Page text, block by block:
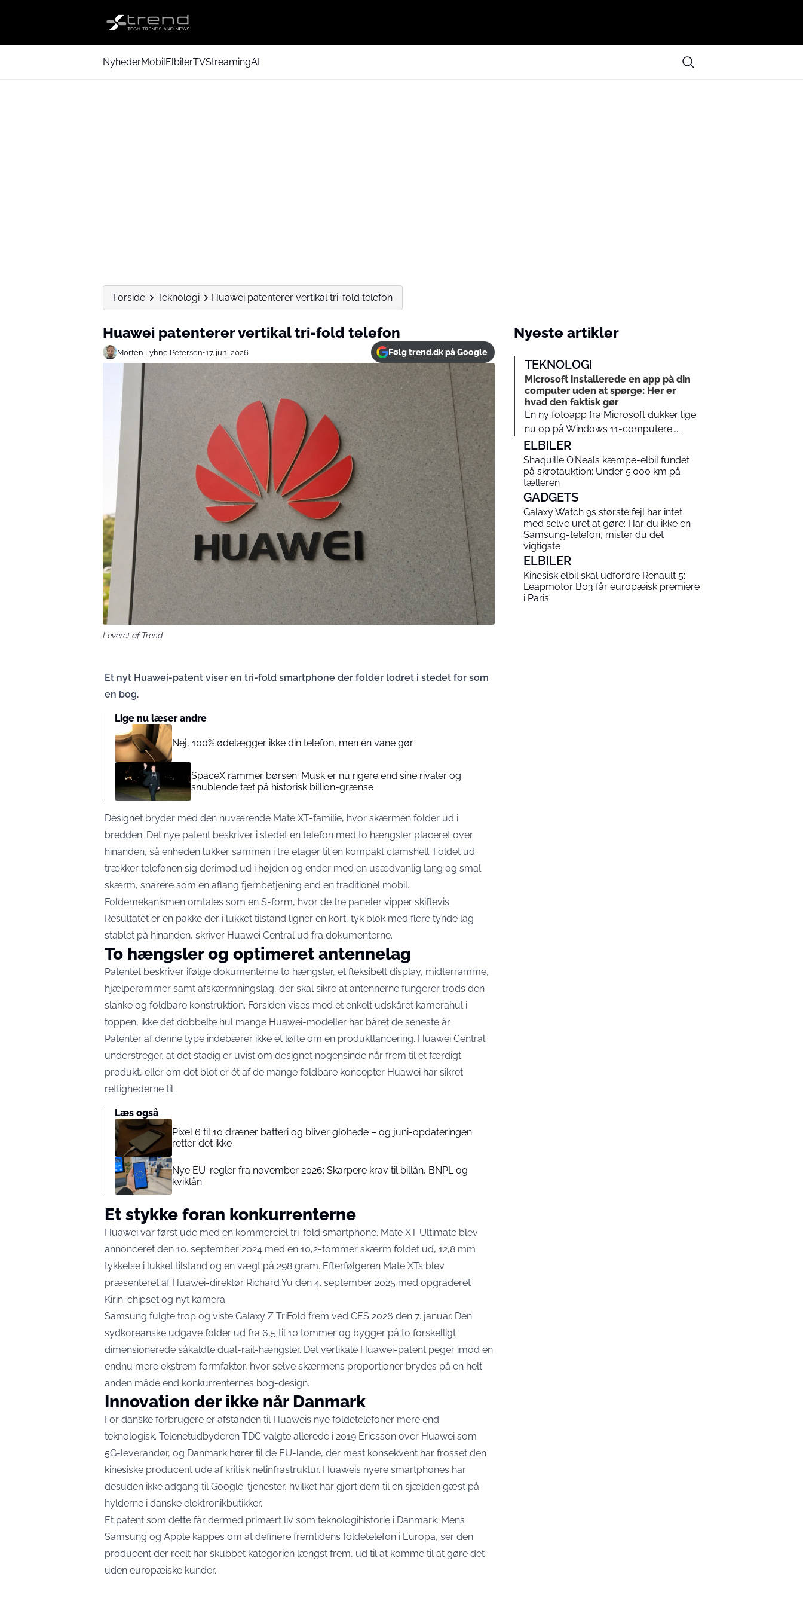
NyhederMobilElbilerTVStreamingAI
Forside Teknologi Huawei patenterer vertikal tri-fold telefon
Huawei patenterer vertikal tri-fold telefon
Morten Lyhne Petersen•17. juni 2026 Følg trend.dk på Google
Leveret af Trend
Et nyt Huawei-patent viser en tri-fold smartphone der folder lodret i stedet for som
en bog.
Lige nu læser andre
Nej, 100% ødelægger ikke din telefon, men én vane gør
SpaceX rammer børsen: Musk er nu rigere end sine rivaler og
snublende tæt på historisk billion-grænse
Designet bryder med den nuværende Mate XT-familie, hvor skærmen folder ud i
bredden. Det nye patent beskriver i stedet en telefon med to hængsler placeret over
hinanden, så enheden lukker sammen i tre etager til en kompakt clamshell. Foldet ud
trækker telefonen sig derimod ud i højden og ender med en usædvanlig lang og smal
skærm, snarere som en aflang fjernbetjening end en traditionel mobil.
Foldemekanismen omtales som en S-form, hvor de tre paneler vipper skiftevis.
Resultatet er en pakke der i lukket tilstand ligner en kort, tyk blok med flere tynde lag
stablet på hinanden, skriver Huawei Central ud fra dokumenterne.
To hængsler og optimeret antennelag
Patentet beskriver ifølge dokumenterne to hængsler, et fleksibelt display, midterramme,
hjælperammer samt afskærmningslag, der skal sikre at antennerne fungerer trods den
slanke og foldbare konstruktion. Forsiden vises med et enkelt udskåret kamerahul i
toppen, ikke det dobbelte hul mange Huawei-modeller har båret de seneste år.
Patenter af denne type indebærer ikke et løfte om en produktlancering. Huawei Central
understreger, at det stadig er uvist om designet nogensinde når frem til et færdigt
produkt, eller om det blot er ét af de mange foldbare koncepter Huawei har sikret
rettighederne til.
Læs også
Pixel 6 til 10 dræner batteri og bliver glohede – og juni-opdateringen
retter det ikke
Nye EU-regler fra november 2026: Skarpere krav til billån, BNPL og
kviklån
Et stykke foran konkurrenterne
Huawei var først ude med en kommerciel tri-fold smartphone. Mate XT Ultimate blev
annonceret den 10. september 2024 med en 10,2-tommer skærm foldet ud, 12,8 mm
tykkelse i lukket tilstand og en vægt på 298 gram. Efterfølgeren Mate XTs blev
præsenteret af Huawei-direktør Richard Yu den 4. september 2025 med opgraderet
Kirin-chipset og nyt kamera.
Samsung fulgte trop og viste Galaxy Z TriFold frem ved CES 2026 den 7. januar. Den
sydkoreanske udgave folder ud fra 6,5 til 10 tommer og bygger på to forskelligt
dimensionerede såkaldte dual-rail-hængsler. Det vertikale Huawei-patent peger imod en
endnu mere ekstrem formfaktor, hvor selve skærmens proportioner brydes på en helt
anden måde end konkurrenternes bog-design.
Innovation der ikke når Danmark
For danske forbrugere er afstanden til Huaweis nye foldetelefoner mere end
teknologisk. Telenetudbyderen TDC valgte allerede i 2019 Ericsson over Huawei som
5G-leverandør, og Danmark hører til de EU-lande, der mest konsekvent har frosset den
kinesiske producent ude af kritisk netinfrastruktur. Huaweis nyere smartphones har
desuden ikke adgang til Google-tjenester, hvilket har gjort dem til en sjælden gæst på
hylderne i danske elektronikbutikker.
Et patent som dette får dermed primært liv som teknologihistorie i Danmark. Mens
Samsung og Apple kappes om at definere fremtidens foldetelefon i Europa, ser den
producent der reelt har skubbet kategorien længst frem, ud til at komme til at gøre det
uden europæiske kunder.
Nyeste artikler
TEKNOLOGI
Microsoft installerede en app på din
computer uden at spørge: Her er
hvad den faktisk gør
En ny fotoapp fra Microsoft dukker lige
nu op på Windows 11-computere…...
ELBILER
Shaquille O’Neals kæmpe-elbil fundet
på skrotauktion: Under 5.000 km på
tælleren
GADGETS
Galaxy Watch 9s største fejl har intet
med selve uret at gøre: Har du ikke en
Samsung-telefon, mister du det
vigtigste
ELBILER
Kinesisk elbil skal udfordre Renault 5:
Leapmotor B03 får europæisk premiere
i Paris